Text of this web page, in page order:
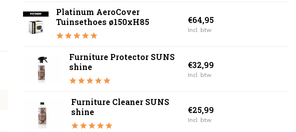
Platinum AeroCover
Tuinsethoes ø150xH85
€64,95
Incl. btw
Furniture Protector SUNS
shine
€32,99
Incl. btw
Furniture Cleaner SUNS
shine
€25,99
Incl. btw